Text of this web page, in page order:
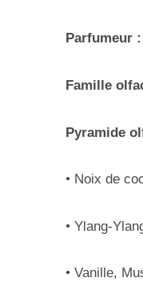
Parfumeur :
Famille
Pyramide
• Noix de
• Ylang-
• Vanille,